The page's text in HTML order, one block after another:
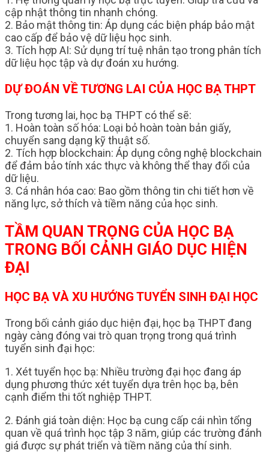
cập nhật thông tin nhanh chóng.
2. Bảo mật thông tin: Áp dụng các biện pháp bảo mật
cao cấp để bảo vệ dữ liệu học sinh.
3. Tích hợp AI: Sử dụng trí tuệ nhân tạo trong phân tích
dữ liệu học tập và dự đoán xu hướng.
DỰ ĐOÁN VỀ TƯƠNG LAI CỦA HỌC BẠ THPT
Trong tương lai, học bạ THPT có thể sẽ:
1. Hoàn toàn số hóa: Loại bỏ hoàn toàn bản giấy,
chuyển sang dạng kỹ thuật số.
2. Tích hợp blockchain: Áp dụng công nghệ blockchain
để đảm bảo tính xác thực và không thể thay đổi của
dữ liệu.
3. Cá nhân hóa cao: Bao gồm thông tin chi tiết hơn về
năng lực, sở thích và tiềm năng của học sinh.
TẦM QUAN TRỌNG CỦA HỌC BẠ
TRONG BỐI CẢNH GIÁO DỤC HIỆN
ĐẠI
HỌC BẠ VÀ XU HƯỚNG TUYỂN SINH ĐẠI HỌC
Trong bối cảnh giáo dục hiện đại, học bạ THPT đang
ngày càng đóng vai trò quan trọng trong quá trình
tuyển sinh đại học:
1. Xét tuyển học bạ: Nhiều trường đại học đang áp
dụng phương thức xét tuyển dựa trên học bạ, bên
cạnh điểm thi tốt nghiệp THPT.
2. Đánh giá toàn diện: Học bạ cung cấp cái nhìn tổng
quan về quá trình học tập 3 năm, giúp các trường đánh
giá được sự phát triển và tiềm năng của thí sinh.